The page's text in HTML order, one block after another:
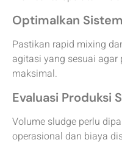
Optimalkan
Pastikan rapid mixing
agitasi yang sesuai
maksimal.
Evaluasi Produksi
Volume sludge perlu
operasional dan biaya